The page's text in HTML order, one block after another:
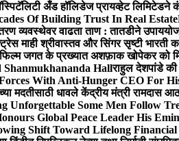
अँड हॉलिडेज प्रायव्हेट लिमिटेडने
Of Building Trust In Real Estate
व्यवस्थेवर वाढता ताण : तातडीने
माही श्रीवास्तव और सिंगर सृष्टी
फिल्म जगत के प्रख्यात अशफ़ाक खोपेकर को
Shanmukhananda Hallराहुल देशपांडे की
With Anti-Hunger CEO For
मदतीसाठी धावले केंद्रीय मंत्री रामदास
Some Men Follow
Global Peace Leader His
Shift Toward Lifelong Financial